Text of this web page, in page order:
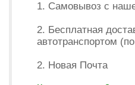
1. Самовывоз с
2. Бесплатная
автотранспортом
2. Новая Почта